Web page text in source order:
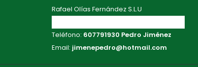
Rafael Olías Fernández S.L.U
Teléfono: 607791930 Pedro Jiménez
Email: jimenepedro@hotmail.com